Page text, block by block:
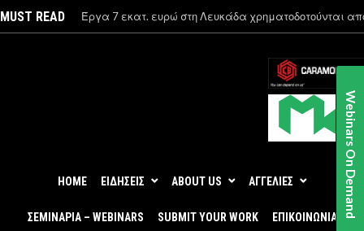
MUST READ Έργα 7 εκατ. ευρώ στη Λευκάδα χρηματοδοτούνται
HOME ΕΙΔΗΣΕΙΣ ABOUT US ΑΓΓΕΛΙΕΣ
ΣΕΜΙΝΑΡΙΑ – WEBINARS SUBMIT YOUR WORK ΕΠΙΚΟΙΝΩΝΙΑ Webinars On Demand